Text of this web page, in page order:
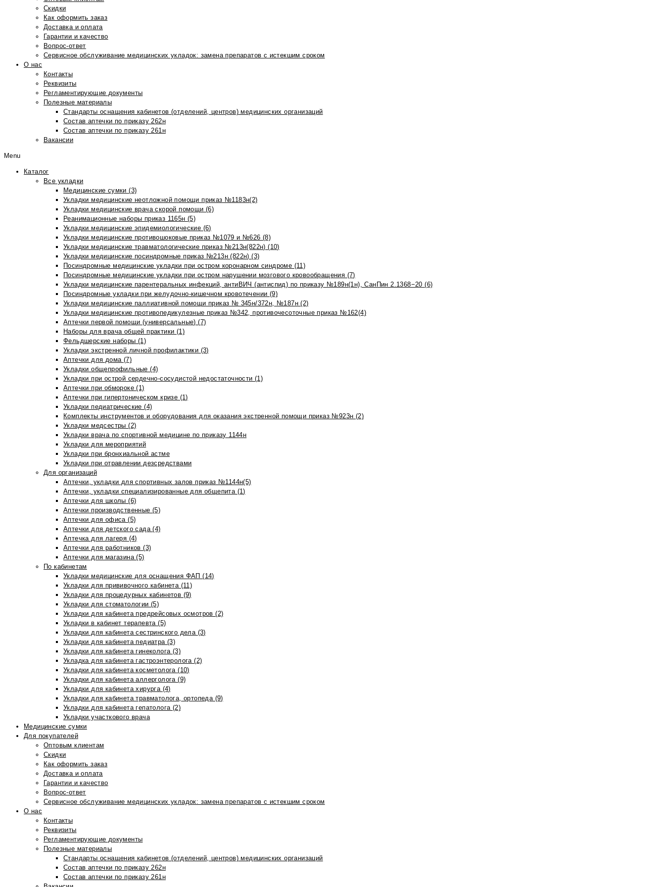
Скидки
Как оформить заказ
Доставка и оплата
Гарантии и качество
Вопрос-ответ
Сервисное обслуживание медицинских укладок: замена препаратов с истекшим сроком
О нас
Контакты
Реквизиты
Регламентирующие документы
Полезные материалы
Стандарты оснащения кабинетов (отделений, центров) медицинских организаций
Состав аптечки по приказу 262н
Состав аптечки по приказу 261н
Вакансии
Menu
Каталог
Все укладки
Медицинские сумки (3)
Укладки медицинские неотложной помощи приказ №1183н(2)
Укладки медицинские врача скорой помощи (6)
Реанимационные наборы приказ 1165н (5)
Укладки медицинские эпидемиологические (6)
Укладки медицинские противошоковые приказ №1079 и №626 (8)
Укладки медицинские травматологические приказ №213н(822н) (10)
Укладки медицинские посиндромные приказ №213н (822н) (3)
Посиндромные медицинские укладки при остром коронарном синдроме (11)
Посиндромные медицинские укладки при остром нарушении мозгового кровообращения (7)
Укладки медицинские парентеральных инфекций, антиВИЧ (антиспид) по приказу №189н(1н), СанПин 2.1368−20 (6)
Посиндромные укладки при желудочно-кишечном кровотечении (9)
Укладки медицинские паллиативной помощи приказ № 345н/372н, №187н (2)
Укладки медицинские противопедикулезные приказ №342, противочесоточные приказ №162(4)
Аптечки первой помощи (универсальные) (7)
Наборы для врача общей практики (1)
Фельдшерские наборы (1)
Укладки экстренной личной профилактики (3)
Аптечки для дома (7)
Укладки общепрофильные (4)
Укладки при острой сердечно-сосудистой недостаточности (1)
Аптечки при обмороке (1)
Аптечки при гипертоническом кризе (1)
Укладки педиатрические (4)
Комплекты инструментов и оборудования для оказания экстренной помощи приказ №923н (2)
Укладки медсестры (2)
Укладки врача по спортивной медицине по приказу 1144н
Укладки для мероприятий
Укладки при бронхиальной астме
Укладки при отравлении дезсредствами
Для организаций
Аптечки, укладки для спортивных залов приказ №1144н(5)
Аптечки, укладки специализированные для общепита (1)
Аптечки для школы (6)
Аптечки производственные (5)
Аптечки для офиса (5)
Аптечки для детского сада (4)
Аптечка для лагеря (4)
Аптечки для работников (3)
Аптечки для магазина (5)
По кабинетам
Укладки медицинские для оснащения ФАП (14)
Укладки для прививочного кабинета (11)
Укладки для процедурных кабинетов (9)
Укладки для стоматологии (5)
Укладки для кабинета предрейсовых осмотров (2)
Укладки в кабинет терапевта (5)
Укладки для кабинета сестринского дела (3)
Укладки для кабинета педиатра (3)
Укладки для кабинета гинеколога (3)
Укладка для кабинета гастроэнтеролога (2)
Укладки для кабинета косметолога (10)
Укладки для кабинета аллерголога (9)
Укладки для кабинета хирурга (4)
Укладки для кабинета травматолога, ортопеда (9)
Укладки для кабинета гепатолога (2)
Укладки участкового врача
Медицинские сумки
Для покупателей
Оптовым клиентам
Скидки
Как оформить заказ
Доставка и оплата
Гарантии и качество
Вопрос-ответ
Сервисное обслуживание медицинских укладок: замена препаратов с истекшим сроком
О нас
Контакты
Реквизиты
Регламентирующие документы
Полезные материалы
Стандарты оснащения кабинетов (отделений, центров) медицинских организаций
Состав аптечки по приказу 262н
Состав аптечки по приказу 261н